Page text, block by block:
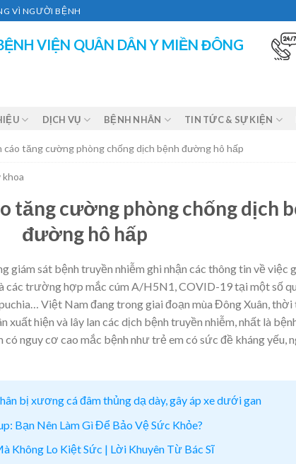
VÌ NGƯỜI BỆNH
VIỆN QUÂN DÂN Y MIỀN ĐÔNG
DỊCH VỤ BỆNH NHÂN TIN TỨC & SỰ KIỆN
cáo tăng cường phòng chống dịch bệnh đường hô hấp
tăng cường phòng chống dịch
đường hô hấp
giám sát bệnh truyền nhiễm ghi nhận các thông tin về việc
trường hợp mắc cúm A/H5N1, COVID-19 tại một số
Việt Nam đang trong giai đoạn mùa Đông Xuân,
xuất hiện và lây lan các dịch bệnh truyền nhiễm, nhất là
nguy cơ cao mắc bệnh như trẻ em có sức đề kháng yếu,
bị xương cá đâm thủng dạ dày, gây áp xe dưới gan
Bạn Nên Làm Gì Để Bảo Vệ Sức Khỏe?
Không Lo Kiệt Sức | Lời Khuyên Từ Bác Sĩ